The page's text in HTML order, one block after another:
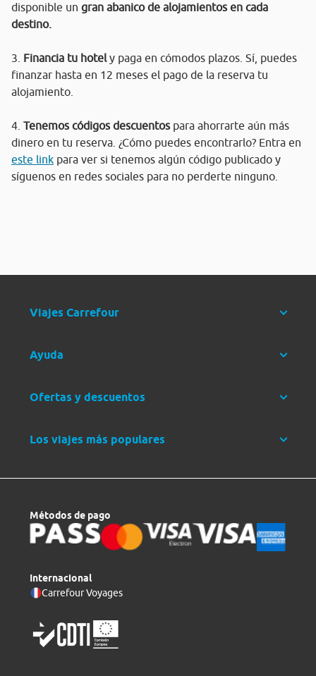
disponible un gran abanico de alojamientos en cada
destino.
3. Financia tu hotely paga en cómodos plazos. Sí, puedes
finanzar hasta en 12 meses el pago de la reserva tu
alojamiento.
4. Tenemos códigos descuentos para ahorrarte aún más
dinero en tu reserva. ¿Cómo puedes encontrarlo? Entra en
este link para ver si tenemos algún código publicado y
síguenos en redes sociales para no perderte ninguno.
Viajes Carrefour
Ayuda
Ofertas y descuentos
Los viajes más populares
Métodos de pago
Internacional
Carrefour Voyages